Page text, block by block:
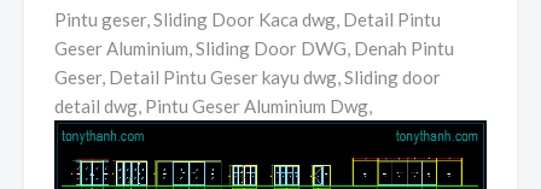
Pintu geser, Sliding Door Kaca dwg, Detail Pintu
Geser Aluminium, Sliding Door DWG, Denah Pintu
Geser, Detail Pintu Geser kayu dwg, Sliding door
detail dwg, Pintu Geser Aluminium Dwg,